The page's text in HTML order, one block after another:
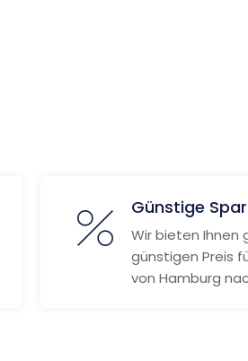
Günstige
Wir bieten Ihnen
günstigen Preis
von Hamburg